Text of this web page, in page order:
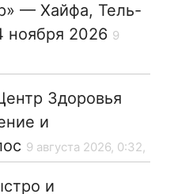
— Хайфа, Тель-
2026 9
Здоровья
и
9 августа 2026, 0:32,
и